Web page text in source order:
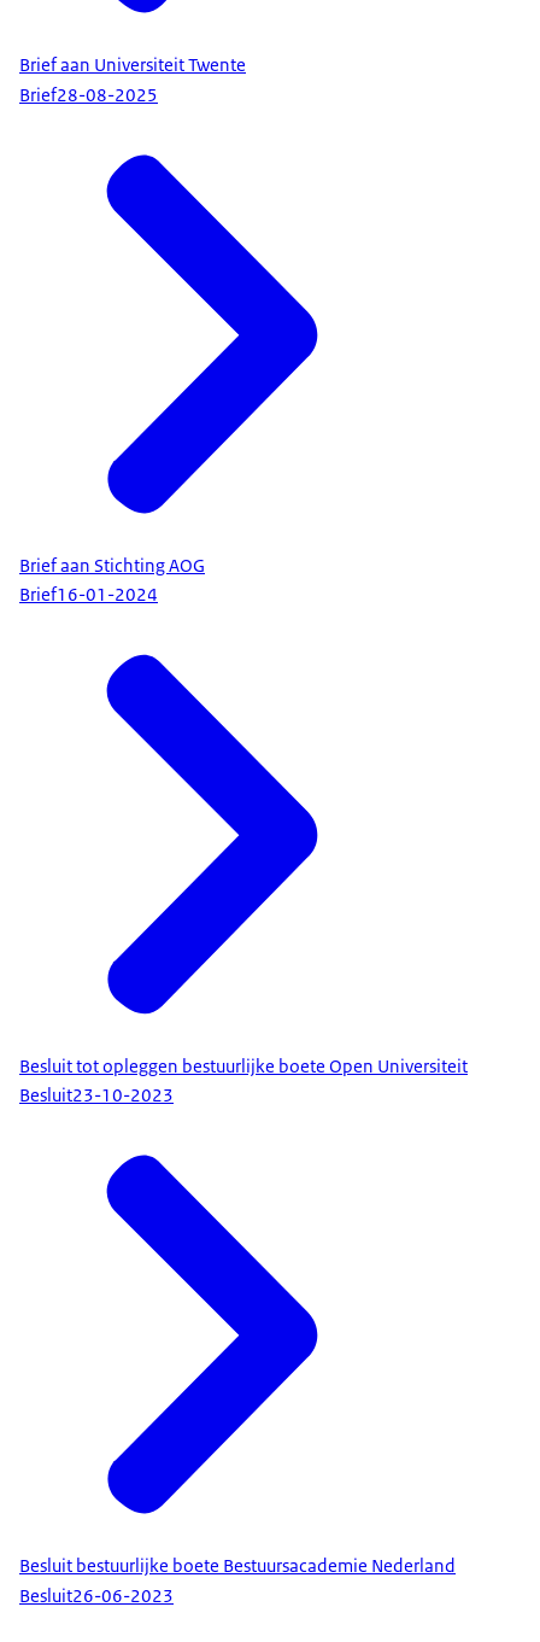
Brief aan Universiteit Twente
Brief28-08-2025
Brief aan Stichting AOG
Brief16-01-2024
Besluit tot opleggen bestuurlijke boete Open Universiteit
Besluit23-10-2023
Besluit bestuurlijke boete Bestuursacademie Nederland
Besluit26-06-2023